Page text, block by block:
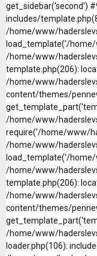
get_sidebar('second')
includes/
/home/www/
load_template('/home/
/home/www/
template.php(206):
/home/www/
content/themes/
/home/www/
require('/home/www/
/home/www/
load_template('/home/
/home/www/
template.php(206):
/home/www/
content/themes/
/home/www/
loader.php(106):